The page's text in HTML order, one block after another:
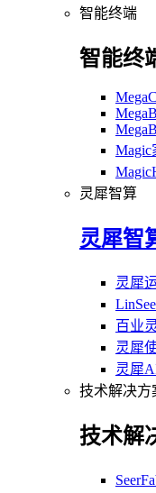
智能终端
智能终
灵犀智算
灵犀智
灵犀
百业
灵犀
灵犀
技术解决方
技术解